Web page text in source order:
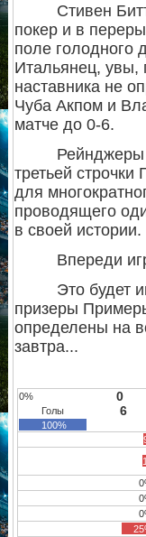
Стивен
покер и в
поле голодного
Итальянец, увы,
наставника не
Чуба Акпом и
матче до 0-6.
Рейнджеры
третьей
для
проводящего
в своей истории.
Впереди
Это будет
призеры
определены на
завтра...
0% 0
Голы 6
100%